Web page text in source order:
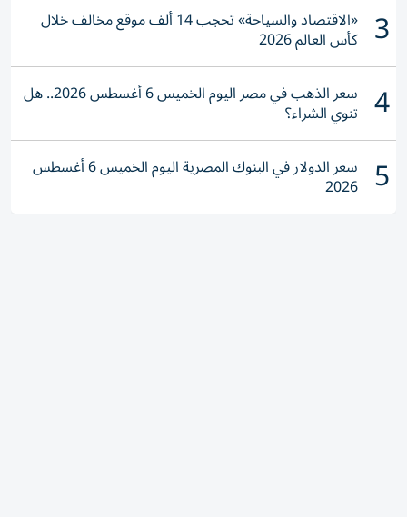
3 «الاقتصاد والسياحة» تحجب 14 ألف موقع مخالف خلال
كأس العالم 2026
4 سعر الذهب في مصر اليوم الخميس 6 أغسطس 2026.. هل
تنوي الشراء؟
5 سعر الدولار في البنوك المصرية اليوم الخميس 6 أغسطس
2026